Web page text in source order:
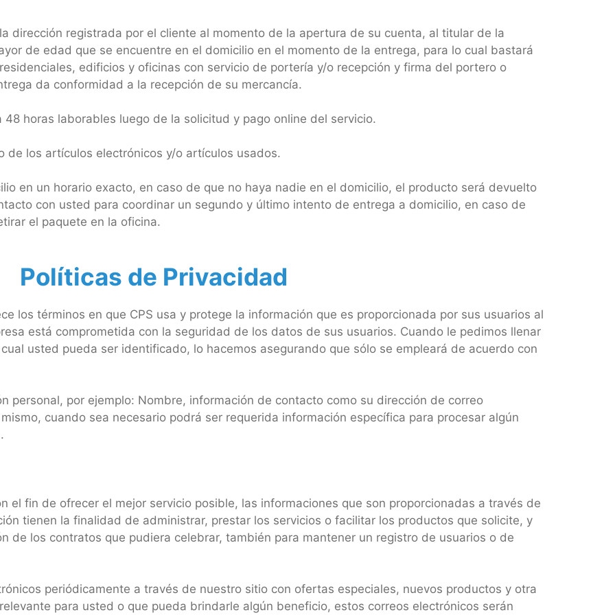
dirección registrada por el cliente al momento de la apertura de su cuenta, al titular de la
de edad que se encuentre en el domicilio en el momento de la entrega, para lo cual bastará
edificios y oficinas con servicio de portería y/o recepción y firma del portero o
da conformidad a la recepción de su mercancía.
horas laborables luego de la solicitud y pago online del servicio.
de los artículos electrónicos y/o artículos usados.
en un horario exacto, en caso de que no haya nadie en el domicilio, el producto será devuelto
con usted para coordinar un segundo y último intento de entrega a domicilio, en caso de
el paquete en la oficina.
Políticas de Privacidad
los términos en que CPS usa y protege la información que es proporcionada por sus usuarios al
está comprometida con la seguridad de los datos de sus usuarios. Cuando le pedimos llenar
usted pueda ser identificado, lo hacemos asegurando que sólo se empleará de acuerdo con
personal, por ejemplo: Nombre, información de contacto como su dirección de correo
cuando sea necesario podrá ser requerida información específica para procesar algún
el fin de ofrecer el mejor servicio posible, las informaciones que son proporcionadas a través de
tienen la finalidad de administrar, prestar los servicios o facilitar los productos que solicite, y
de los contratos que pudiera celebrar, también para mantener un registro de usuarios o de
periódicamente a través de nuestro sitio con ofertas especiales, nuevos productos y otra
para usted o que pueda brindarle algún beneficio, estos correos electrónicos serán